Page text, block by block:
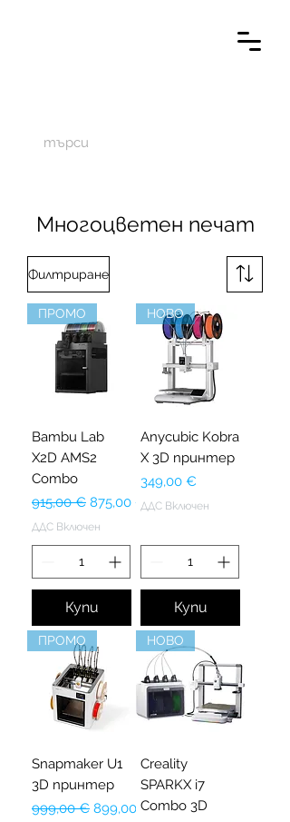
Многоцветен печат
Филтриране
ПРОМО
Bambu Lab
X2D AMS2
Combo
Редовна цена
915,00 € Продажна цена
875,00 €
ДДС Включен
Купи
НОВО
Anycubic Kobra
X 3D принтер
Цена
349,00 €
ДДС Включен
Купи
ПРОМО
Snapmaker U1
3D принтер
Редовна цена
999,00 € Продажна цена
899,00 €
НОВО
Creality
SPARKX i7
Combo 3D